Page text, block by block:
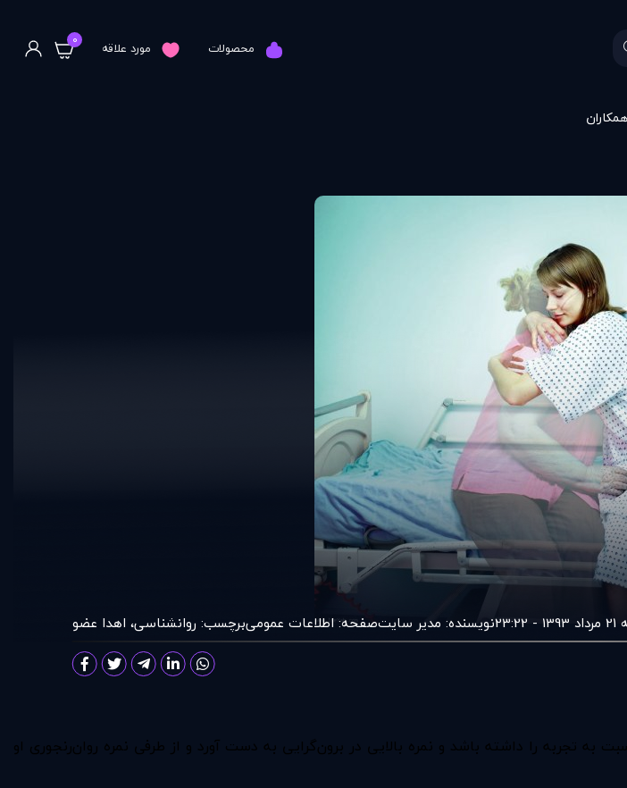
محصولات مورد علاقه 0
همکاران
نویسنده: مدير سايتصفحه:اطلاعات عمومیبرچسب: روانشناسی، اهدا عضو
را داشته باشد و نمره بالایی در برون‌گرایی به دست آورد و از طرفی نمره روان‌رنجوری او